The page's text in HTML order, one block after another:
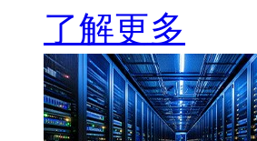
了解更多